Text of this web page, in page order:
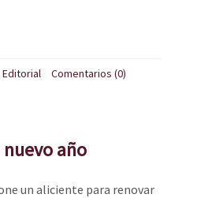
Editorial Comentarios (0)
año
un aliciente para renovar